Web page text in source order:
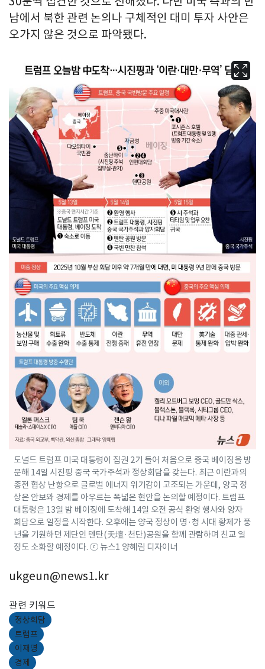
남에서 북한 관련 논의나 구체적인 대미 투자 사안은
오가지 않은 것으로 파악됐다.
도널드 트럼프 미국 대통령이 집권 2기 들어 처음으로 중국 베이징을 방
문해 14일 시진핑 중국 국가주석과 정상회담을 갖는다. 최근 이란과의
종전 협상 난항으로 글로벌 에너지 위기감이 고조되는 가운데, 양국 정
상은 안보와 경제를 아우르는 폭넓은 현안을 논의할 예정이다. 트럼프
대통령은 13일 밤 베이징에 도착해 14일 오전 공식 환영 행사와 양자
회담으로 일정을 시작한다. 오후에는 양국 정상이 명·청 시대 황제가 풍
년을 기원하던 제단인 톈탄(天壇·천단)공원을 함께 관람하며 친교 일
정도 소화할 예정이다. ⓒ 뉴스1 양혜림 디자이너
ukgeun@news1.kr
관련 키워드
정상회담
트럼프
이재명
경제